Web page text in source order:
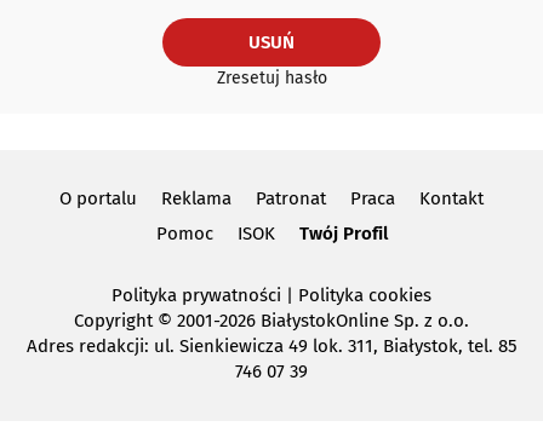
USUŃ
Zresetuj hasło
O portalu Reklama Patronat Praca
Kontakt
Pomoc
ISOK Twój Profil
Polityka prywatności | Polityka cookies
Copyright © 2001-2026 BiałystokOnline Sp. z o.o.
Adres redakcji: ul. Sienkiewicza 49 lok. 311, Białystok, tel. 85
746 07 39